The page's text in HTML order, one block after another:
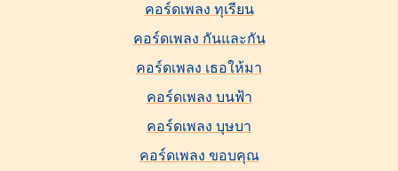
คอร์ดเพลง ทุเรียน
คอร์ดเพลง กันและกัน
คอร์ดเพลง เธอให้มา
คอร์ดเพลง บนฟ้า
คอร์ดเพลง บุษบา
คอร์ดเพลง ขอบคุณ